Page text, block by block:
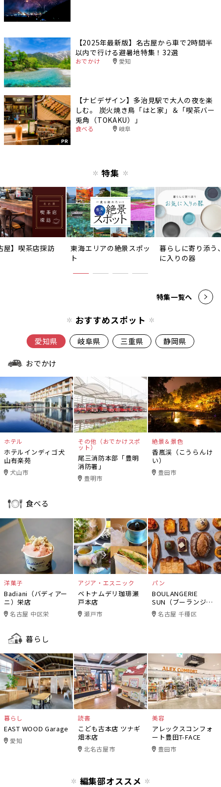
【2025年最新版】名古屋から車で2時間半
以内で行ける避暑地特集！32選
おでかけ 愛知
PR
【ナビデザイン】多治見駅で大人の夜を楽
しむ。 炭火焼き鳥「はと家」＆「喫茶バー
兎角（TOKAKU）」
食べる 岐阜
特集
屋】喫茶店探訪
東海エリアの絶景スポッ
ト
暮らしに寄り添う
に入りの器
特集一覧へ
おすすめスポット
愛知県 岐阜県 三重県 静岡県
おでかけ
ホテル
ホテルインディゴ犬
山有楽苑
犬山市
その他（おでかけスポ
ット）
尾三消防本部「豊明
消防署」
豊明市
絶景＆景色
香嵐渓（こうらんけ
い）
豊田市
食べる
洋菓子
Badiani（バディアー
ニ）栄店
名古屋 中区栄
アジア・エスニック
ベトナムデリ珈琲瀬
戸本店
瀬戸市
パン
BOULANGERIE
SUN（ブーランジェ
リー・サン）
名古屋 千種区
暮らし
暮らし
EAST WOOD Garage
愛知
読書
こども古本店 ツナギ
畑本店
北名古屋市
美容
アレックスコンフォ
ート豊田T-FACE
豊田市
編集部オススメ